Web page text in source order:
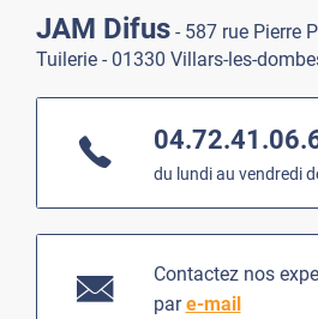
JAM Difus - 587 rue Pierre
Tuilerie - 01330 Villars-les-
du lundi au vendredi
Contactez nos
pare-mail